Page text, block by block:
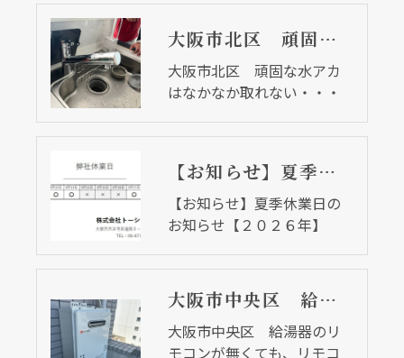
大阪市北区 頑固な水アカはなかなか取れない・・・
大阪市北区 頑固な水アカ
はなかなか取れない・・・
【お知らせ】夏季休業日のお知らせ【２０２６年】
【お知らせ】夏季休業日の
お知らせ【２０２６年】
大阪市中央区 給湯器のリモコンが無くても、リモコンを設置する方法はあります
大阪市中央区 給湯器のリ
モコンが無くても、リモコ